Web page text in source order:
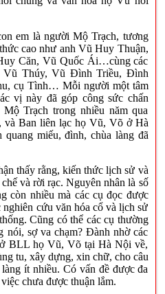
em là người Mộ Trạch, tương
cao như anh Vũ Huy Thuận,
Căn, Vũ Quốc Ái…cùng các
Vũ Thúy, Vũ Đình Triều, Đình
cụ Tình… Mỗi người một tâm
vị này đã góp công sức chấn
Trạch trong nhiều năm qua
và Ban liên lạc họ Vũ, Võ ở Hà
miếu, đình, chùa làng đã
thấy rằng, kiến thức lịch sử và
và rời rạc. Nguyên nhân là số
còn nhiều mà các cụ đọc được
cứu văn hóa cổ và lịch sử
Cũng có thể các cụ thường
nói, sợ va chạm? Đành nhờ các
BLL họ Vũ, Võ tại Hà Nội về,
tu, xây dựng, xin chữ, cho câu
ít nhiều. Có vấn đề được đa
chưa được thuận lắm.